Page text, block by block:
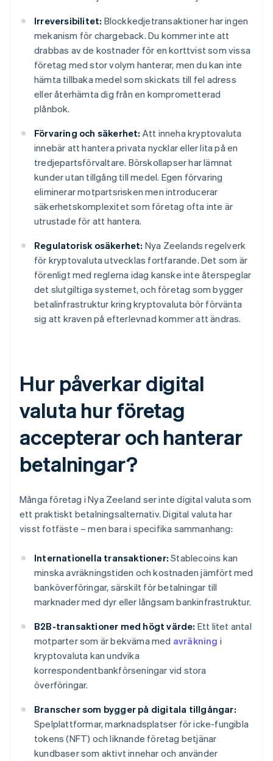
Irreversibilitet: Blockkedjetransaktioner har ingen
mekanism för chargeback. Du kommer inte att
drabbas av de kostnader för en korttvist som vissa
företag med stor volym hanterar, men du kan inte
hämta tillbaka medel som skickats till fel adress
eller återhämta dig från en komprometterad
plånbok.
Förvaring och säkerhet: Att inneha kryptovaluta
innebär att hantera privata nycklar eller lita på en
tredjepartsförvaltare. Börskollapser har lämnat
kunder utan tillgång till medel. Egen förvaring
eliminerar motpartsrisken men introducerar
säkerhetskomplexitet som företag ofta inte är
utrustade för att hantera.
Regulatorisk osäkerhet: Nya Zeelands regelverk
för kryptovaluta utvecklas fortfarande. Det som är
förenligt med reglerna idag kanske inte återspeglar
det slutgiltiga systemet, och företag som bygger
betalinfrastruktur kring kryptovaluta bör förvänta
sig att kraven på efterlevnad kommer att ändras.
Hur påverkar digital
valuta hur företag
accepterar och hanterar
betalningar?
Många företag i Nya Zeeland ser inte digital valuta som
ett praktiskt betalningsalternativ. Digital valuta har
visst fotfäste – men bara i specifika sammanhang:
Internationella transaktioner: Stablecoins kan
minska avräkningstiden och kostnaden jämfört med
banköverföringar, särskilt för betalningar till
marknader med dyr eller långsam bankinfrastruktur.
B2B-transaktioner med högt värde: Ett litet antal
motparter som är bekväma med avräkning i
kryptovaluta kan undvika
korrespondentbankförseningar vid stora
överföringar.
Branscher som bygger på digitala tillgångar:
Spelplattformar, marknadsplatser för icke-fungibla
tokens (NFT) och liknande företag betjänar
kundbaser som aktivt innehar och använder